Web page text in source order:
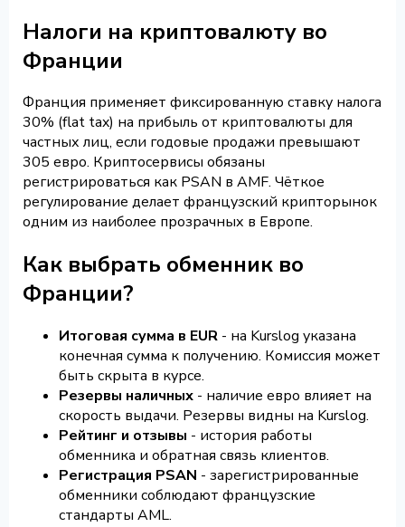
Налоги на криптовалюту во
Франции
Франция применяет фиксированную ставку налога
30% (flat tax) на прибыль от криптовалюты для
частных лиц, если годовые продажи превышают
305 евро. Криптосервисы обязаны
регистрироваться как PSAN в AMF. Чёткое
регулирование делает французский крипторынок
одним из наиболее прозрачных в Европе.
Как выбрать обменник во
Франции?
Итоговая сумма в EUR - на Kurslog указана
конечная сумма к получению. Комиссия может
быть скрыта в курсе.
Резервы наличных - наличие евро влияет на
скорость выдачи. Резервы видны на Kurslog.
Рейтинг и отзывы - история работы
обменника и обратная связь клиентов.
Регистрация PSAN - зарегистрированные
обменники соблюдают французские
стандарты AML.